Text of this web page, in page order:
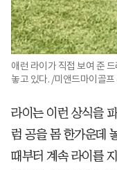
애런 라이가 직접 보여 준
놓고 있다. /미앤드마이골프
라이는 이런 상식을
럼 공을 몸 한가운데
때부터 계속 라이를